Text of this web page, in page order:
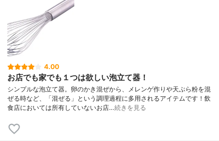
4.00
お店でも家でも１つは欲しい泡立て器！
シンプルな泡立て器。卵のかき混ぜから、メレンゲ作りや天ぷら粉を混
ぜる時など、「混ぜる」という調理過程に多用されるアイテムです！飲
食店においては所有していないお店…続きを見る